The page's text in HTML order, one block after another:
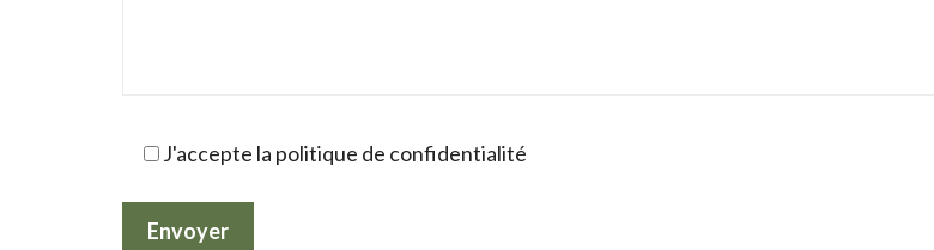
J'accepte la politique de confidentialité